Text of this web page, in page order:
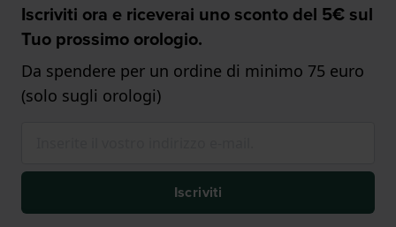
Iscriviti ora e riceverai uno sconto del 5€ sul
Tuo prossimo orologio.
Da spendere per un ordine di minimo 75 euro
(solo sugli orologi)
Iscriviti